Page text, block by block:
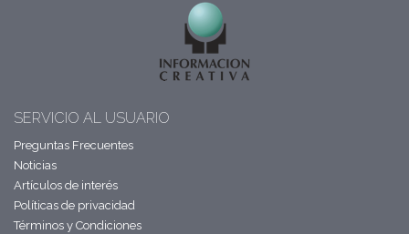
SERVICIO AL USUARIO
Preguntas Frecuentes
Noticias
Artículos de interés
Políticas de privacidad
Términos y Condiciones